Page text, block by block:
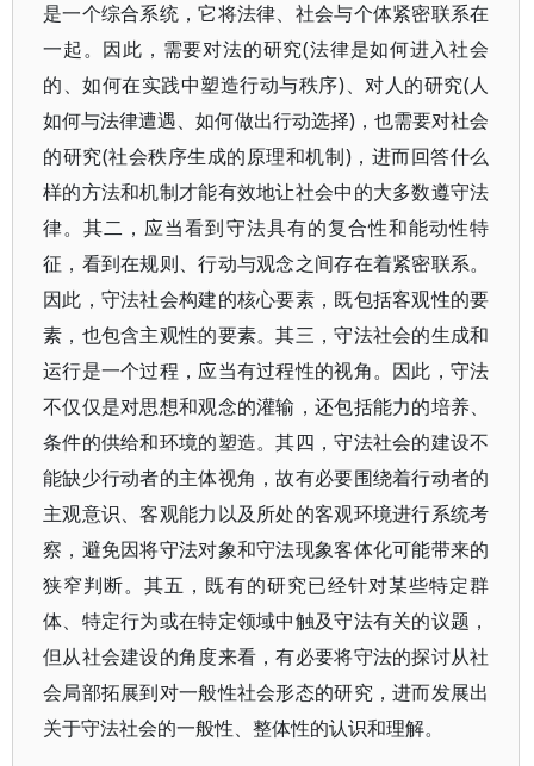
是一个综合系统，它将法律、社会与个体紧密联系在
一起。因此，需要对法的研究(法律是如何进入社会
的、如何在实践中塑造行动与秩序)、对人的研究(人
如何与法律遭遇、如何做出行动选择)，也需要对社会
的研究(社会秩序生成的原理和机制)，进而回答什么
样的方法和机制才能有效地让社会中的大多数遵守法
律。其二，应当看到守法具有的复合性和能动性特
征，看到在规则、行动与观念之间存在着紧密联系。
因此，守法社会构建的核心要素，既包括客观性的要
素，也包含主观性的要素。其三，守法社会的生成和
运行是一个过程，应当有过程性的视角。因此，守法
不仅仅是对思想和观念的灌输，还包括能力的培养、
条件的供给和环境的塑造。其四，守法社会的建设不
能缺少行动者的主体视角，故有必要围绕着行动者的
主观意识、客观能力以及所处的客观环境进行系统考
察，避免因将守法对象和守法现象客体化可能带来的
狭窄判断。其五，既有的研究已经针对某些特定群
体、特定行为或在特定领域中触及守法有关的议题，
但从社会建设的角度来看，有必要将守法的探讨从社
会局部拓展到对一般性社会形态的研究，进而发展出
关于守法社会的一般性、整体性的认识和理解。